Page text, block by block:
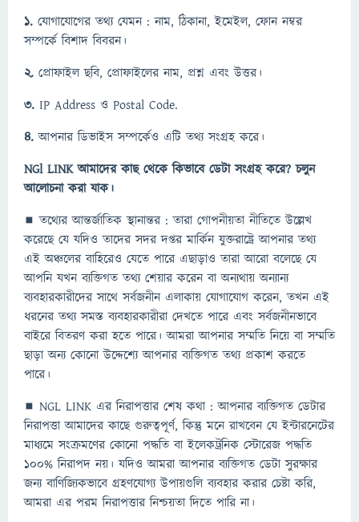
১. যোগাযোগের তথ্য যেমন : নাম, ঠিকানা, ইমেইল, ফোন নম্বর
সম্পর্কে বিশাদ বিবরন।
২. প্রোফাইল ছবি, প্রোফাইলের নাম, প্রশ্ন এবং উত্তর।
৩. IP Address ও Postal Code.
৪.আপনার ডিভাইস সম্পর্কেও এটি তথ্য সংগ্রহ করে।
NGl LINK আমাদের কাছ থেকে কিভাবে ডেটা সংগ্রহ করে? চলুন
আলোচনা করা যাক।
◼ তথ্যের আন্তর্জাতিক স্থানান্তর : তারা গোপনীয়তা নীতিতে উল্লেখ
করেছে যে যদিও তাদের সদর দপ্তর মার্কিন যুক্তরাষ্ট্রে আপনার তথ্য
এই অঞ্চলের বাহিরেও যেতে পারে এছাড়াও তারা আরো বলেছে যে
আপনি যখন ব্যক্তিগত তথ্য শেয়ার করেন বা অন্যথায় অন্যান্য
ব্যবহারকারীদের সাথে সর্বজনীন এলাকায় যোগাযোগ করেন, তখন এই
ধরনের তথ্য সমস্ত ব্যবহারকারীরা দেখতে পারে এবং সর্বজনীনভাবে
বাইরে বিতরণ করা হতে পারে। আমরা আপনার সম্মতি নিয়ে বা সম্মতি
ছাড়া অন্য কোনো উদ্দেশ্যে আপনার ব্যক্তিগত তথ্য প্রকাশ করতে
পারে।
◼ NGL LINK এর নিরাপত্তার শেষ কথা : আপনার ব্যক্তিগত ডেটার
নিরাপত্তা আমাদের কাছে গুরুত্বপূর্ণ, কিন্তু মনে রাখবেন যে ইন্টারনেটের
মাধ্যমে সংক্রমণের কোনো পদ্ধতি বা ইলেকট্রনিক স্টোরেজ পদ্ধতি
100% নিরাপদ নয়। যদিও আমরা আপনার ব্যক্তিগত ডেটা সুরক্ষার
জন্য বাণিজ্যিকভাবে গ্রহণযোগ্য উপায়গুলি ব্যবহার করার চেষ্টা করি,
আমরা এর পরম নিরাপত্তার নিশ্চয়তা দিতে পারি না।